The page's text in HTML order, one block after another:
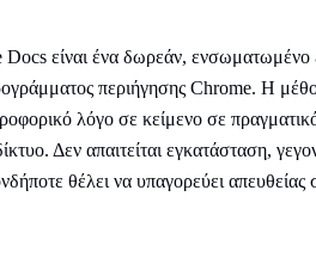
είναι ένα δωρεάν, ενσωματωμένο
περιήγησης Chrome. Η
λόγο σε κείμενο σε
Δεν απαιτείται εγκατάσταση,
θέλει να υπαγορεύει